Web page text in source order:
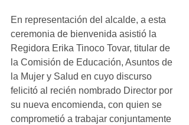
En representación del alcalde, a esta
ceremonia de bienvenida asistió la
Regidora Erika Tinoco Tovar, titular de
la Comisión de Educación, Asuntos de
la Mujer y Salud en cuyo discurso
felicitó al recién nombrado Director por
su nueva encomienda, con quien se
comprometió a trabajar conjuntamente